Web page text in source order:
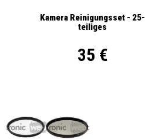
Kamera Reinigungsset - 25-
teiliges
35 €